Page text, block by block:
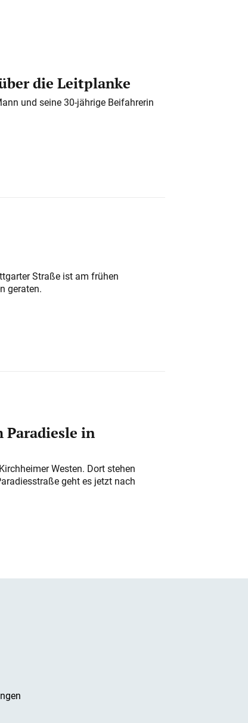
die Leitplanke
und seine 30-jährige Beifahrerin
Straße ist am frühen
geraten.
Paradiesle in
Westen. Dort stehen
geht es jetzt nach